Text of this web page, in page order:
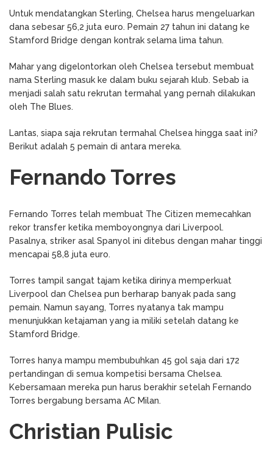
Untuk mendatangkan Sterling, Chelsea harus mengeluarkan
dana sebesar 56,2 juta euro. Pemain 27 tahun ini datang ke
Stamford Bridge dengan kontrak selama lima tahun.
Mahar yang digelontorkan oleh Chelsea tersebut membuat
nama Sterling masuk ke dalam buku sejarah klub. Sebab ia
menjadi salah satu rekrutan termahal yang pernah dilakukan
oleh The Blues.
Lantas, siapa saja rekrutan termahal Chelsea hingga saat ini?
Berikut adalah 5 pemain di antara mereka.
Fernando Torres
Fernando Torres telah membuat The Citizen memecahkan
rekor transfer ketika memboyongnya dari Liverpool.
Pasalnya, striker asal Spanyol ini ditebus dengan mahar tinggi
mencapai 58,8 juta euro.
Torres tampil sangat tajam ketika dirinya memperkuat
Liverpool dan Chelsea pun berharap banyak pada sang
pemain. Namun sayang, Torres nyatanya tak mampu
menunjukkan ketajaman yang ia miliki setelah datang ke
Stamford Bridge.
Torres hanya mampu membubuhkan 45 gol saja dari 172
pertandingan di semua kompetisi bersama Chelsea.
Kebersamaan mereka pun harus berakhir setelah Fernando
Torres bergabung bersama AC Milan.
Christian Pulisic